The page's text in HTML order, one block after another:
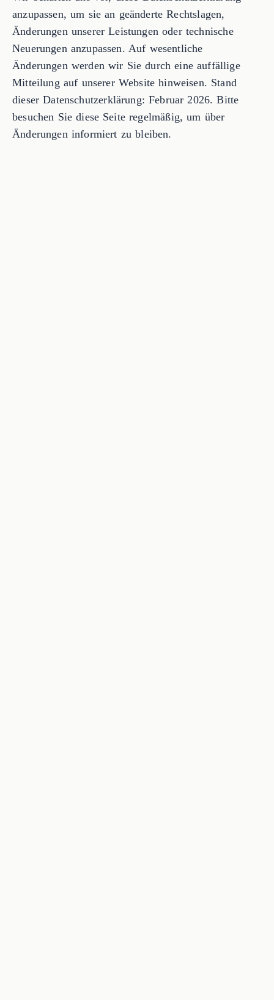
anzupassen, um sie an geänderte Rechtslagen,
Änderungen unserer Leistungen oder technische
Neuerungen anzupassen. Auf wesentliche
Änderungen werden wir Sie durch eine auffällige
Mitteilung auf unserer Website hinweisen. Stand
dieser Datenschutzerklärung: Februar 2026. Bitte
besuchen Sie diese Seite regelmäßig, um über
Änderungen informiert zu bleiben.